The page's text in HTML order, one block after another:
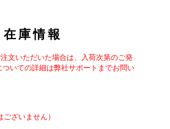
在庫情報
文いただいた場合は、入荷次第のご発
いての詳細は弊社サポートまでお問い
ざいません）